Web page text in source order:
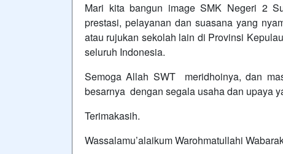
Mari kita bangun image SMK Negeri 2
prestasi, pelayanan dan suasana yang
atau rujukan sekolah lain di Provinsi
seluruh Indonesia.
Semoga Allah SWT meridhoinya, dan
besarnya dengan segala usaha dan upaya
Terimakasih.
Wassalamu’alaikum Warohmatullahi